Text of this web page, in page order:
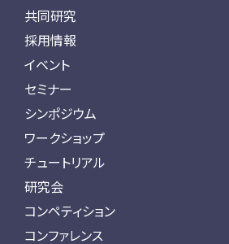
共同研究
採用情報
イベント
セミナー
シンポジウム
ワークショップ
チュートリアル
研究会
コンペティション
コンファレンス